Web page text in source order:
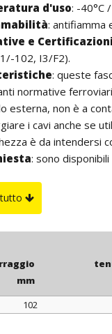
d'uso: -40°C
: antifiamma
e
102, I3/F2).
: queste
normative
esterna, non è a
i cavi anche se
è da intendersi
:sono
tutto
mm
102